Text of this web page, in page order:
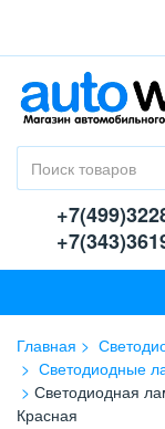
Главная
Светодиодные
Светодиодная
Красная